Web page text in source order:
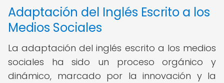
Adaptación del Inglés Escrito a los
Medios Sociales
La adaptación del inglés escrito a los medios
sociales ha sido un proceso orgánico y
dinámico, marcado por la innovación y la